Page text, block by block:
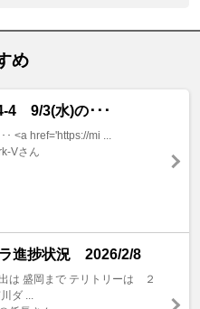
め
4 9/3(水)の･･･
･ <a href='https://mi ...
Vさん
進捗状況 2026/2/8
は 盛岡まで テリトリーは ２
ダ ...